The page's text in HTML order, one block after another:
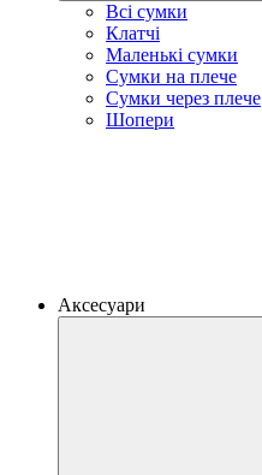
Всі сумки
Клатчі
Маленькі сумки
Сумки на плече
Сумки через плече
Шопери
Аксесуари